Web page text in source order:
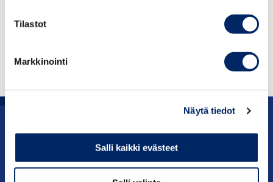
Tilastot
Markkinointi
Näytä tiedot
Salli kaikki evästeet
Uutishuone
Julkaisut